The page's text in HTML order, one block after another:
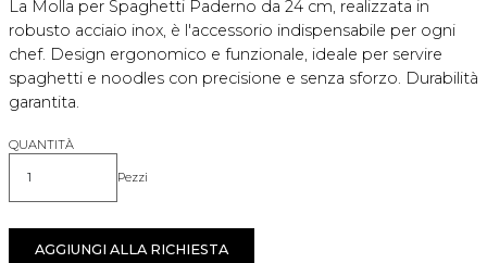
La Molla per Spaghetti Paderno da 24 cm, realizzata in
robusto acciaio inox, è l'accessorio indispensabile per ogni
chef. Design ergonomico e funzionale, ideale per servire
spaghetti e noodles con precisione e senza sforzo. Durabilità
garantita.
QUANTITÀ
Quantità Pezzi
AGGIUNGI ALLA RICHIESTA